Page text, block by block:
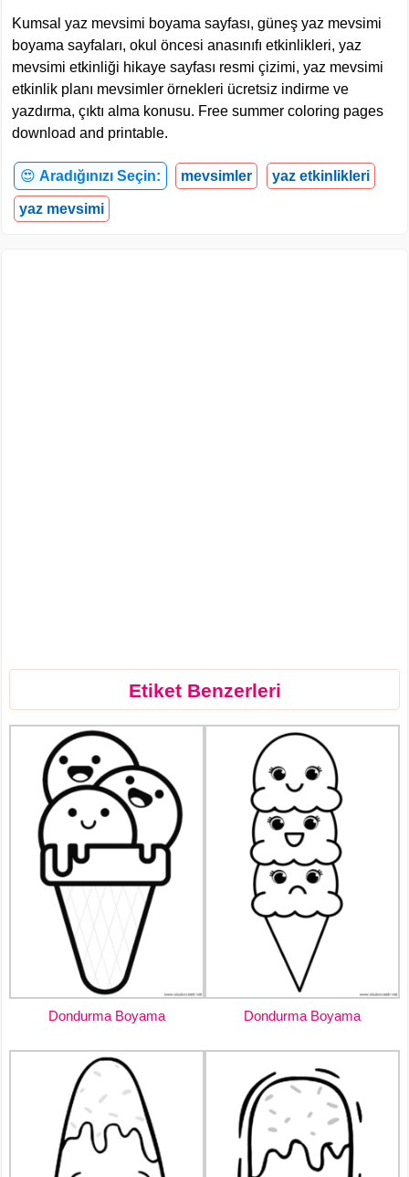
Kumsal yaz mevsimi boyama sayfası, güneş yaz mevsimi
boyama sayfaları, okul öncesi anasınıfı etkinlikleri, yaz
mevsimi etkinliği hikaye sayfası resmi çizimi, yaz mevsimi
etkinlik planı mevsimler örnekleri ücretsiz indirme ve
yazdırma, çıktı alma konusu. Free summer coloring pages
download and printable.
😍 Aradığınızı Seçin: mevsimler yaz etkinlikleri
yaz mevsimi
Etiket Benzerleri
Dondurma Boyama Dondurma Boyama